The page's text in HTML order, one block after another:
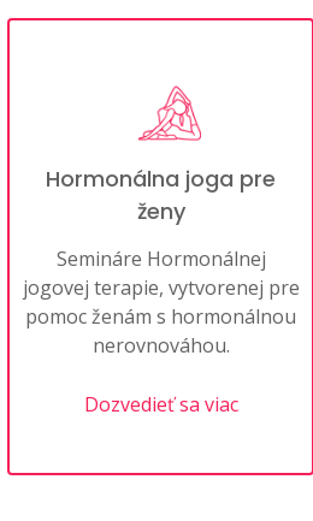
Hormonálna joga pre
ženy
Semináre Hormonálnej
jogovej terapie, vytvorenej pre
pomoc ženám s hormonálnou
nerovnováhou.
Dozvedieť sa viac